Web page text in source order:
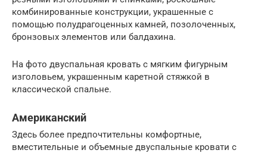
комбинированные конструкции, украшенные с
помощью полудрагоценных камней, позолоченных,
бронзовых элементов или балдахина.
На фото двуспальная кровать с мягким фигурным
изголовьем, украшенным каретной стяжкой в
классической спальне.
Американский
Здесь более предпочтительны комфортные,
вместительные и объемные двуспальные кровати с